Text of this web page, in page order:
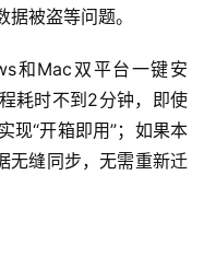
被盗等问题。
和Mac双平台一键安
耗时不到2分钟，即使
现“开箱即用”；如果本
无缝同步，无需重新迁